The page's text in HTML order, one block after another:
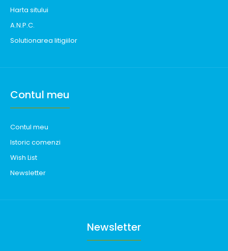
Harta sitului
A.N.P.C.
Solutionarea litigiilor
Contul meu
Contul meu
Istoric comenzi
Wish List
Newsletter
Newsletter